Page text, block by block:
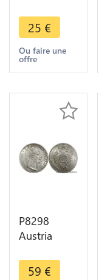
Corona
Franz
Joseph I
1916 Silver
offer
25 €
Ou faire une
offre
P8298
Austria
Florin Franz
59 €